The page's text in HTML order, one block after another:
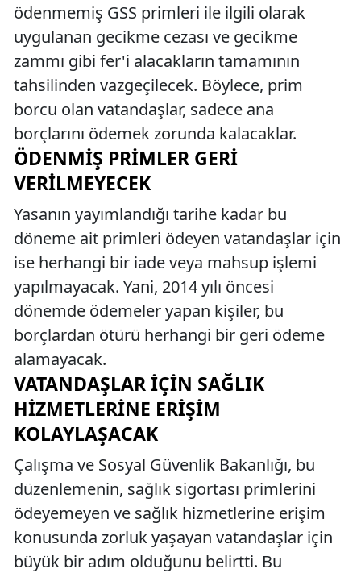
ödenmemiş GSS primleri ile ilgili olarak
uygulanan gecikme cezası ve gecikme
zammı gibi fer'i alacakların tamamının
tahsilinden vazgeçilecek. Böylece, prim
borcu olan vatandaşlar, sadece ana
borçlarını ödemek zorunda kalacaklar.
ÖDENMIŞ PRIMLER GERI
VERILMEYECEK
Yasanın yayımlandığı tarihe kadar bu
döneme ait primleri ödeyen vatandaşlar için
ise herhangi bir iade veya mahsup işlemi
yapılmayacak. Yani, 2014 yılı öncesi
dönemde ödemeler yapan kişiler, bu
borçlardan ötürü herhangi bir geri ödeme
alamayacak.
VATANDAŞLAR İÇIN SAĞLIK
HIZMETLERINE ERIŞIM
KOLAYLAŞACAK
Çalışma ve Sosyal Güvenlik Bakanlığı, bu
düzenlemenin, sağlık sigortası primlerini
ödeyemeyen ve sağlık hizmetlerine erişim
konusunda zorluk yaşayan vatandaşlar için
büyük bir adım olduğunu belirtti. Bu